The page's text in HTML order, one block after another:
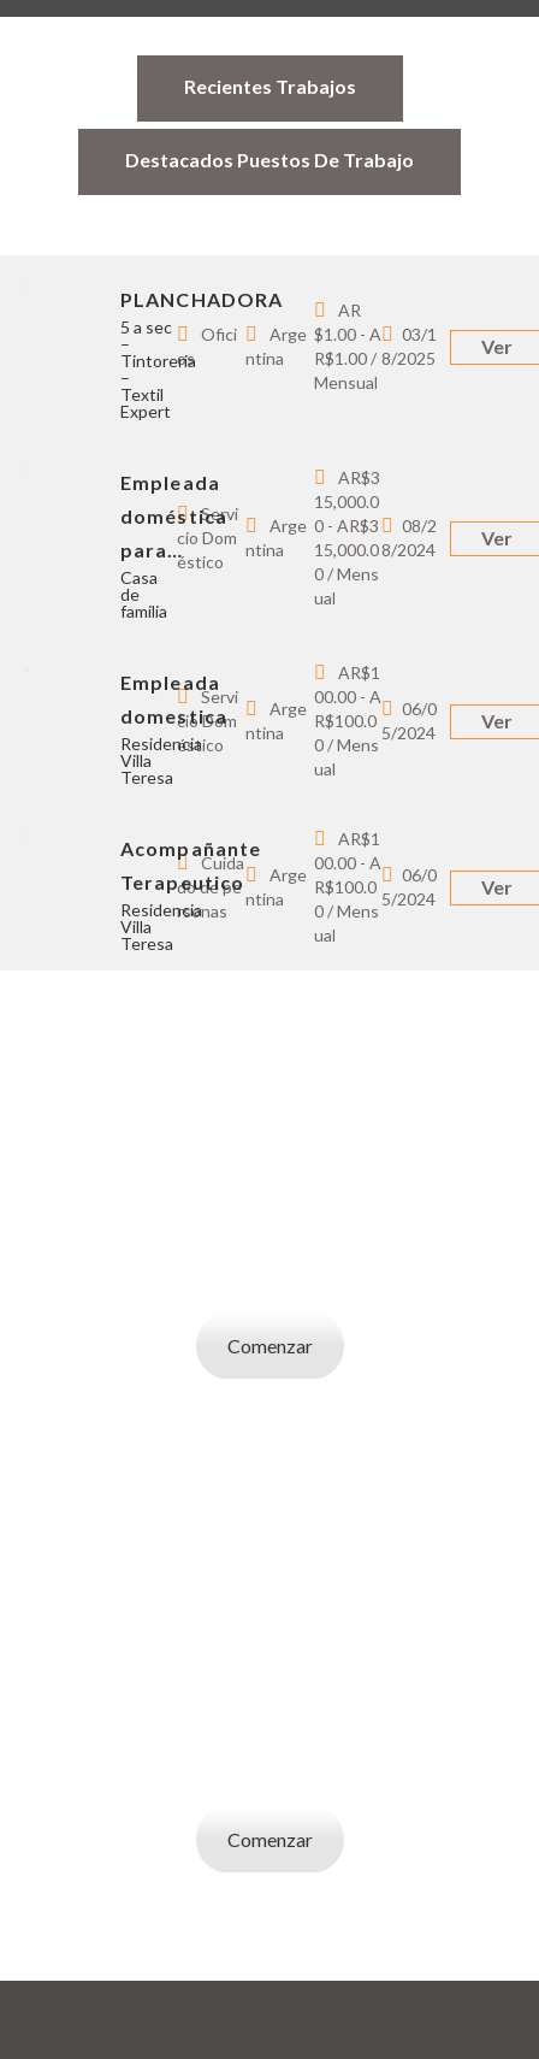
Recientes Trabajos
Destacados Puestos De Trabajo
PLANCHADORA
5 a sec
–
Tintoreria
–
Textil
Expert
Ofici
os
Arge
ntina
AR
$1.00 - A
R$1.00 /
Mensual
03/1
8/2025
Ver
Empleada
doméstica
para…
Casa
de
familia
Servi
cio Dom
éstico
Arge
ntina
AR$3
15,000.0
0 - AR$3
15,000.0
0 / Mens
ual
08/2
8/2024
Ver
Empleada
domestica
Residencia
Villa
Teresa
Servi
cio Dom
éstico
Arge
ntina
AR$1
00.00 - A
R$100.0
0 / Mens
ual
06/0
5/2024
Ver
Acompañante
Terapeutico
Residencia
Villa
Teresa
Cuida
do de pe
rsonas
Arge
ntina
AR$1
00.00 - A
R$100.0
0 / Mens
ual
06/0
5/2024
Ver
Comenzar
Comenzar